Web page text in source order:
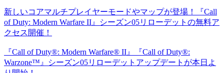
新しいコアマルチプレイヤーモードやマップが登場！『Call
of Duty: Modern Warfare II』シーズン05リローデットの無料ア
クセス開催！
『Call of Duty®: Modern Warfare® II』『Call of Duty®:
Warzone™』シーズン05リローデットアップデートが本日よ